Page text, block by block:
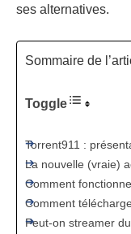
ses alternatives.
Sommaire de
Toggle
Torrent911 :
La nouvelle (vraie)
Comment
Comment
Peut-on streamer